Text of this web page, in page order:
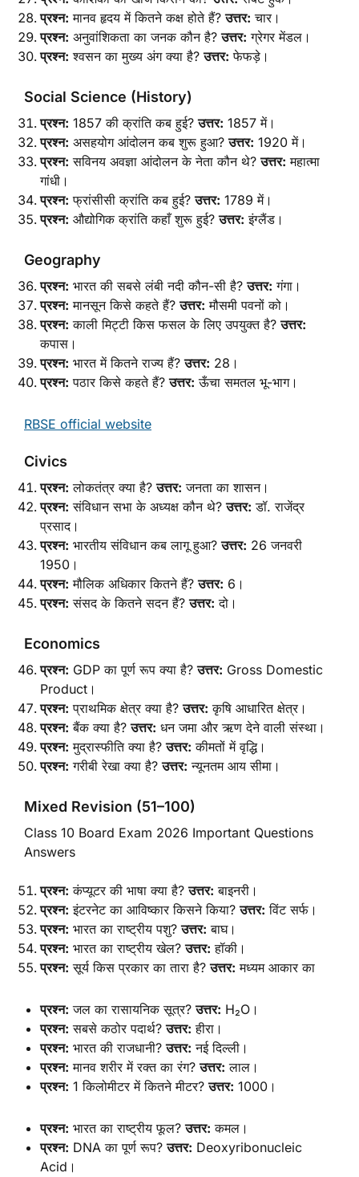
प्रश्न: मानव हृदय में कितने कक्ष होते हैं?उत्तर: चार।
प्रश्न: अनुवांशिकता का जनक कौन है?उत्तर: ग्रेगर मेंडल।
प्रश्न: श्वसन का मुख्य अंग क्या है?उत्तर: फेफड़े।
Social Science (History)
प्रश्न: 1857 की क्रांति कब हुई?उत्तर: 1857 में।
प्रश्न: असहयोग आंदोलन कब शुरू हुआ?उत्तर: 1920 में।
प्रश्न: सविनय अवज्ञा आंदोलन के नेता कौन थे?उत्तर: महात्मा
गांधी।
प्रश्न: फ्रांसीसी क्रांति कब हुई?उत्तर: 1789 में।
प्रश्न: औद्योगिक क्रांति कहाँ शुरू हुई?उत्तर: इंग्लैंड।
Geography
प्रश्न: भारत की सबसे लंबी नदी कौन-सी है?उत्तर: गंगा।
प्रश्न: मानसून किसे कहते हैं?उत्तर: मौसमी पवनों को।
प्रश्न: काली मिट्टी किस फसल के लिए उपयुक्त है?उत्तर:
कपास।
प्रश्न: भारत में कितने राज्य हैं?उत्तर: 28।
प्रश्न: पठार किसे कहते हैं?उत्तर: ऊँचा समतल भू-भाग।
RBSE official website
Civics
प्रश्न: लोकतंत्र क्या है?उत्तर: जनता का शासन।
प्रश्न: संविधान सभा के अध्यक्ष कौन थे?उत्तर: डॉ. राजेंद्र
प्रसाद।
प्रश्न: भारतीय संविधान कब लागू हुआ?उत्तर: 26 जनवरी
1950।
प्रश्न: मौलिक अधिकार कितने हैं?उत्तर: 6।
प्रश्न: संसद के कितने सदन हैं?उत्तर: दो।
Economics
प्रश्न: GDP का पूर्ण रूप क्या है?उत्तर: Gross Domestic
Product।
प्रश्न: प्राथमिक क्षेत्र क्या है?उत्तर: कृषि आधारित क्षेत्र।
प्रश्न: बैंक क्या है?उत्तर: धन जमा और ऋण देने वाली संस्था।
प्रश्न: मुद्रास्फीति क्या है?उत्तर: कीमतों में वृद्धि।
प्रश्न: गरीबी रेखा क्या है?उत्तर: न्यूनतम आय सीमा।
Mixed Revision (51–100)
Class 10 Board Exam 2026 Important Questions
Answers
प्रश्न: कंप्यूटर की भाषा क्या है?उत्तर: बाइनरी।
प्रश्न: इंटरनेट का आविष्कार किसने किया?उत्तर: विंट सर्फ।
प्रश्न: भारत का राष्ट्रीय पशु?उत्तर: बाघ।
प्रश्न: भारत का राष्ट्रीय खेल?उत्तर: हॉकी।
प्रश्न: सूर्य किस प्रकार का तारा है?उत्तर: मध्यम आकार का
प्रश्न: जल का रासायनिक सूत्र?उत्तर: H₂O।
प्रश्न: सबसे कठोर पदार्थ?उत्तर: हीरा।
प्रश्न: भारत की राजधानी?उत्तर: नई दिल्ली।
प्रश्न: मानव शरीर में रक्त का रंग?उत्तर: लाल।
प्रश्न: 1 किलोमीटर में कितने मीटर?उत्तर: 1000।
प्रश्न: भारत का राष्ट्रीय फूल?उत्तर: कमल।
प्रश्न: DNA का पूर्ण रूप?उत्तर: Deoxyribonucleic
Acid।